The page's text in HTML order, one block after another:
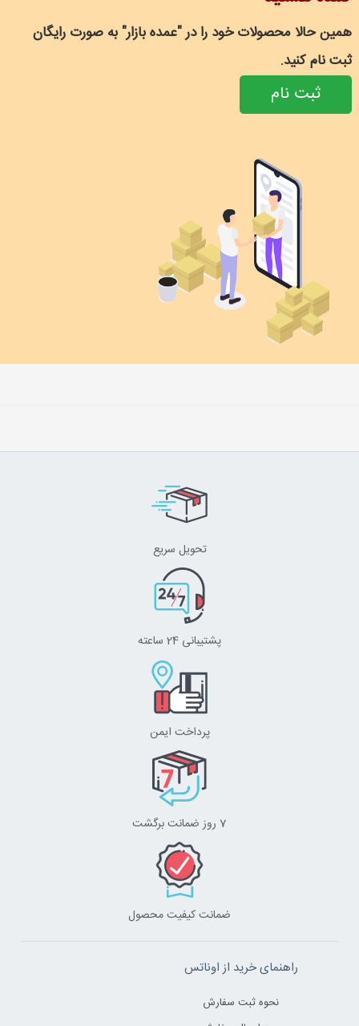
همین حالا محصولات خود را در "عمده بازار" به صورت رایگان
ثبت نام کنید.
ثبت نام
تحویل سریع
پشتیبانی 24 ساعته
پرداخت ایمن
7 روز ضمانت برگشت
ضمانت کیفیت محصول
راهنمای خرید از اوناتس
نحوه ثبت سفارش